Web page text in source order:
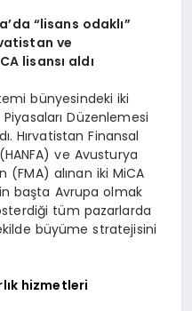
“lisans odaklı”
ve
lisansı aldı
bünyesindeki iki
Düzenlemesi
Hırvatistan Finansal
ve Avusturya
(FMA) alınan iki MiCA
başta Avrupa olmak
tüm pazarlarda
büyüme stratejisini
hizmetleri